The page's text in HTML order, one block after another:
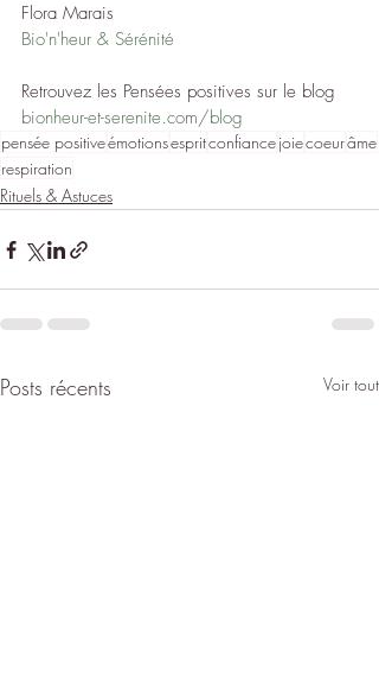
Flora Marais
Bio'n'heur & Sérénité
Retrouvez les Pensées positives sur le blog
bionheur-et-serenite.com/blog
pensée positiveémotionsespritconfiancejoiecoeurâme
respiration
Rituels & Astuces
Posts récents Voir tout